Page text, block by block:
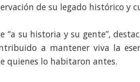
de su legado histórico y
“a su historia y su gente”,
a mantener viva la
quienes lo habitaron antes.